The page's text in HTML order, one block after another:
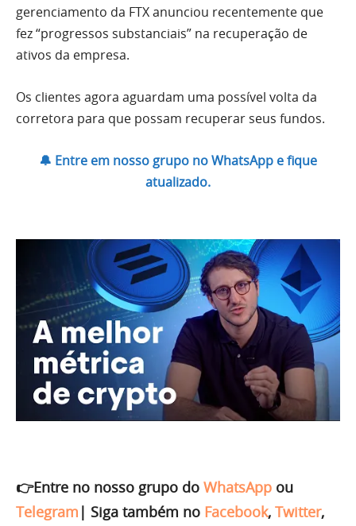
gerenciamento da FTX anunciou recentemente que
fez “progressos substanciais” na recuperação de
ativos da empresa.
Os clientes agora aguardam uma possível volta da
corretora para que possam recuperar seus fundos.
🔔 Entre em nosso grupo no WhatsApp e fique
atualizado.
👉Entre no nosso grupo do WhatsApp ou
Telegram | Siga também no Facebook, Twitter,